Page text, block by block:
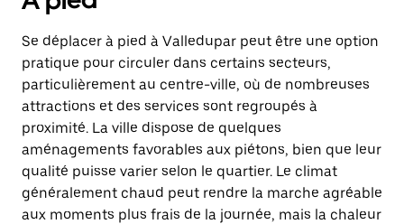
Se déplacer à pied à Valledupar peut être une option
pratique pour circuler dans certains secteurs,
particulièrement au centre-ville, où de nombreuses
attractions et des services sont regroupés à
proximité. La ville dispose de quelques
aménagements favorables aux piétons, bien que leur
qualité puisse varier selon le quartier. Le climat
généralement chaud peut rendre la marche agréable
aux moments plus frais de la journée, mais la chaleur